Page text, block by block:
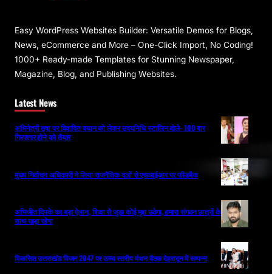
Easy WordPress Websites Builder: Versatile Demos for Blogs,
News, eCommerce and More – One-Click Import, No Coding!
1000+ Ready-made Templates for Stunning Newspaper,
Magazine, Blog, and Publishing Websites.
Latest News
अभिनेत्री तृषा पर विवादित बयान को लेकर उदयनिधि स्टालिन बोले- 100 बार
गिरफ्तार होने को तैयार
मुख्य निर्वाचन अधिकारी ने लिया राजनैतिक दलों से एसआईआर पर फीडबैक
अभिजीत दिपके का बड़ा ऐलान, शिक्षा से जुड़ा कोई मुद्दा उठेगा, हमारा संगठन छात्रों के
साथ खड़ा रहेगा
विकसित उत्तराखंड विजन 2047 पर उच्च स्तरीय मंथन बैठक देहरादून में सम्पन्न